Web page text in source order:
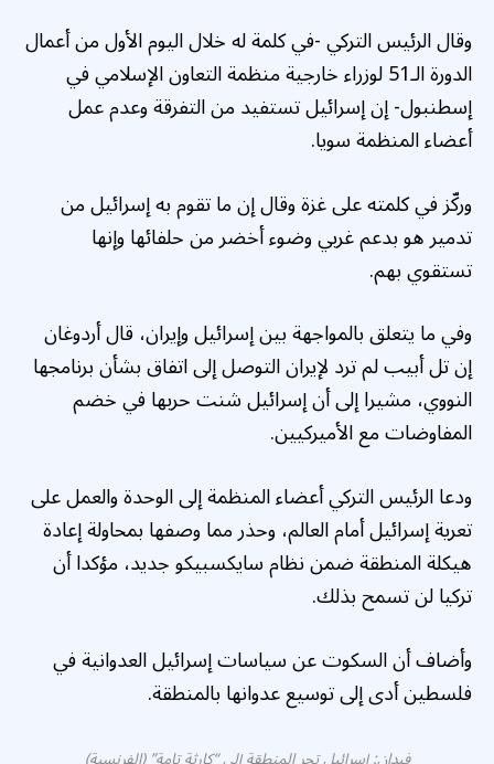
وقال الرئيس التركي -في كلمة له خلال اليوم الأول من أعمال
الدورة الـ51 لوزراء خارجية منظمة التعاون الإسلامي في
إسطنبول- إن إسرائيل تستفيد من التفرقة وعدم عمل
أعضاء المنظمة سويا.
وركّز في كلمته على غزة وقال إن ما تقوم به إسرائيل من
تدمير هو بدعم غربي وضوء أخضر من حلفائها وإنها
تستقوي بهم.
وفي ما يتعلق بالمواجهة بين إسرائيل وإيران، قال أردوغان
إن تل أبيب لم ترد لإيران التوصل إلى اتفاق بشأن برنامجها
النووي، مشيرا إلى أن إسرائيل شنت حربها في خضم
المفاوضات مع الأميركيين.
ودعا الرئيس التركي أعضاء المنظمة إلى الوحدة والعمل على
تعرية إسرائيل أمام العالم، وحذر مما وصفها بمحاولة إعادة
هيكلة المنطقة ضمن نظام سايكسبيكو جديد، مؤكدا أن
تركيا لن تسمح بذلك.
وأضاف أن السكوت عن سياسات إسرائيل العدوانية في
فلسطين أدى إلى توسيع عدوانها بالمنطقة.